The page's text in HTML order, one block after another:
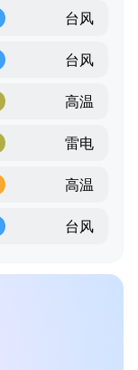
台风
台风
高温
雷电
高温
台风